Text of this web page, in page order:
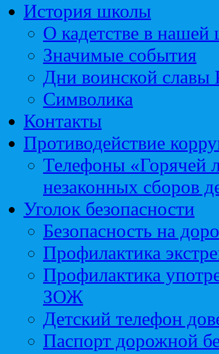
История школы
О кадетстве в нашей
Значимые события
Дни воинской славы
Символика
Контакты
Противодействие
Телефоны «Горячей
незаконных сборов
Уголок безопасности
Безопасность на
Профилактика
Профилактика
ЗОЖ
Детский телефон
Паспорт дорожной